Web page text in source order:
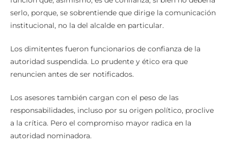
serlo, porque, se sobrentiende que dirige la comunicación
institucional, no la del alcalde en particular.
Los dimitentes fueron funcionarios de confianza de la
autoridad suspendida. Lo prudente y ético era que
renuncien antes de ser notificados.
Los asesores también cargan con el peso de las
responsabilidades, incluso por su origen político, proclive
a la crítica. Pero el compromiso mayor radica en la
autoridad nominadora.